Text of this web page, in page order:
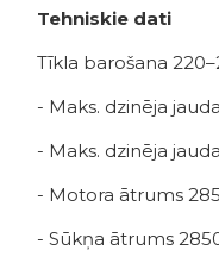
Tehniskie dati
Tīkla barošana
- Maks. dzinēja
- Maks. dzinēja
- Motora ātrums
- Sūkņa ātrums